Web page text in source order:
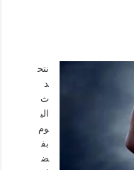
نتح
د
ث
الي
وم
بف
ض